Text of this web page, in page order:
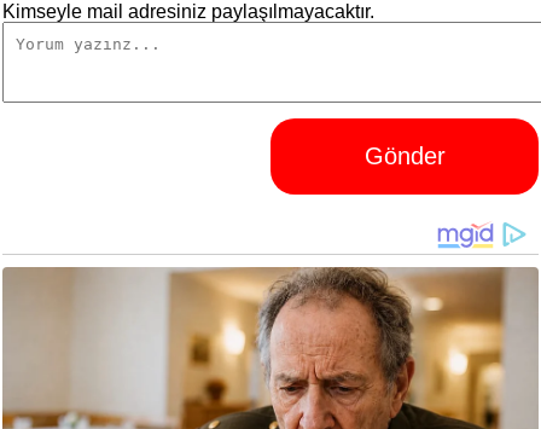
Kimseyle mail adresiniz paylaşılmayacaktır.
Gönder